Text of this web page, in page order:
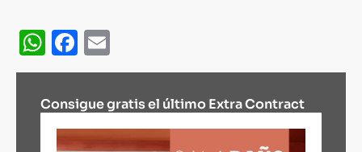
WhatsApp
Facebook
Consigue gratis el último Extra Contract